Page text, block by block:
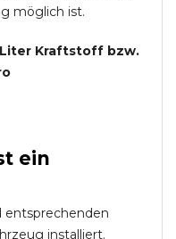
möglich ist.
Liter Kraftstoff bzw.
ein
entsprechenden
installiert.